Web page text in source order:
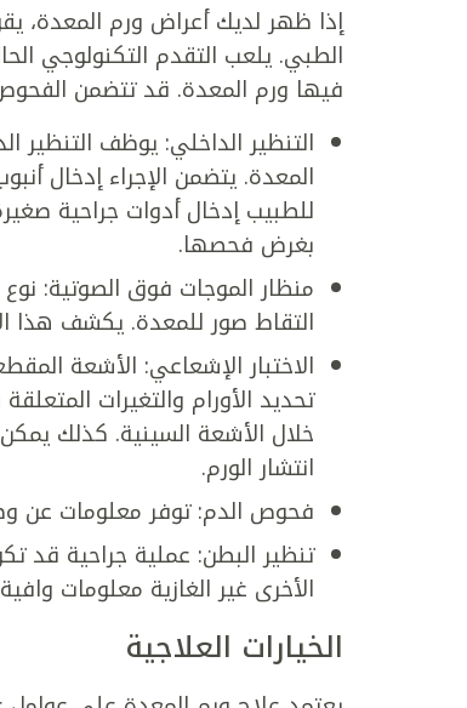
إذا ظهر لديك أعراض ورم المعدة،
الطبي. يلعب التقدم التكنولوجي
فيها ورم المعدة. قد تتضمن
التنظير الداخلي: يوظف
المعدة. يتضمن الإجراء إدخال
للطبيب إدخال أدوات جراحية
بغرض فحصها.
منظار الموجات فوق الصوتية:
التقاط صور للمعدة. يكشف هذا
الاختبار الإشعاعي: الأشعة
تحديد الأورام والتغيرات
خلال الأشعة السينية. كذلك
انتشار الورم.
فحوص الدم: توفر معلومات عن
تنظير البطن: عملية جراحية قد
الأخرى غير الغازية معلومات
الخيارات العلاجية